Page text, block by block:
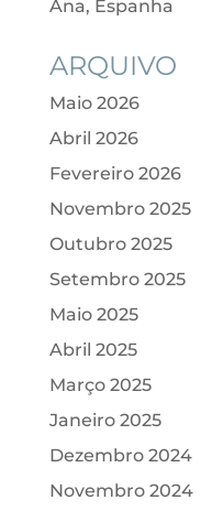
Ana, Espanha
ARQUIVO
Maio 2026
Abril 2026
Fevereiro 2026
Novembro 2025
Outubro 2025
Setembro 2025
Maio 2025
Abril 2025
Março 2025
Janeiro 2025
Dezembro 2024
Novembro 2024